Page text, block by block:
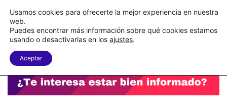
C&A México completa la implementación de su WMS en la nube
Menu
Usamos cookies para ofrecerte la mejor experiencia en nuestra
web.
Puedes encontrar más información sobre qué cookies estamos
usando o desactivarlas en los ajustes.
Aceptar